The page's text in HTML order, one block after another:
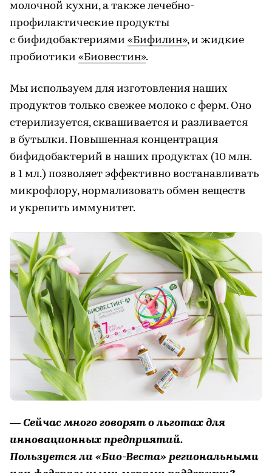
молочной кухни, а также лечебно-
профилактические продукты
с бифидобактериями «Бифилин», и жидкие
пробиотики «Биовестин».
Мы используем для изготовления наших
продуктов только свежее молоко с ферм. Оно
стерилизуется, сквашивается и разливается
в бутылки. Повышенная концентрация
бифидобактерий в наших продуктах (10 млн.
в 1 мл.) позволяет эффективно востанавливать
микрофлору, нормализовать обмен веществ
и укрепить иммунитет.
— Сейчас много говорят о льготах для
инновационных предприятий.
Пользуется ли «Био-Веста» региональными